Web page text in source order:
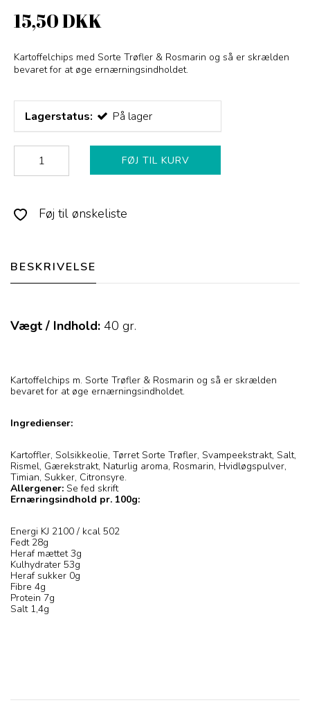
15,50 DKK
Kartoffelchips med Sorte Trøfler & Rosmarin og så er skrælden
bevaret for at øge ernærningsindholdet.
Lagerstatus: På lager
FØJ TIL KURV
Føj til ønskeliste
BESKRIVELSE
Vægt / Indhold: 40 gr.
Kartoffelchips m. Sorte Trøfler & Rosmarin og så er skrælden
bevaret for at øge ernærningsindholdet.
Ingredienser:
Kartoffler, Solsikkeolie, Tørret Sorte Trøfler, Svampeekstrakt, Salt,
Rismel, Gærekstrakt, Naturlig aroma, Rosmarin, Hvidløgspulver,
Timian, Sukker, Citronsyre.
Allergener: Se fed skrift
Ernæringsindhold pr. 100g:
Energi KJ 2100 / kcal 502
Fedt 28g
Heraf mættet 3g
Kulhydrater 53g
Heraf sukker 0g
Fibre 4g
Protein 7g
Salt 1,4g